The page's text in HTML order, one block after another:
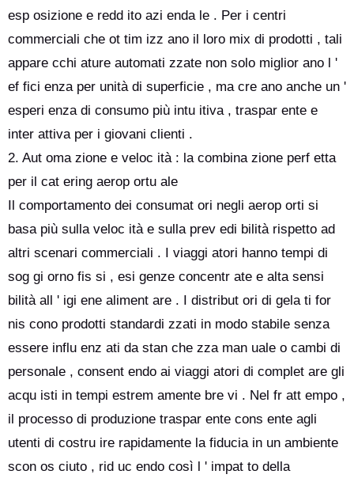
esp osizione e redd ito azi enda le . Per i centri
commerciali che ot tim izz ano il loro mix di prodotti , tali
appare cchi ature automati zzate non solo miglior ano l '
ef fici enza per unità di superficie , ma cre ano anche un '
esperi enza di consumo più intu itiva , traspar ente e
inter attiva per i giovani clienti .
2. Aut oma zione e veloc ità : la combina zione perf etta
per il cat ering aerop ortu ale
Il comportamento dei consumat ori negli aerop orti si
basa più sulla veloc ità e sulla prev edi bilità rispetto ad
altri scenari commerciali . I viaggi atori hanno tempi di
sog gi orno fis si , esi genze concentr ate e alta sensi
bilità all ' igi ene aliment are . I distribut ori di gela ti for
nis cono prodotti standardi zzati in modo stabile senza
essere influ enz ati da stan che zza man uale o cambi di
personale , consent endo ai viaggi atori di complet are gli
acqu isti in tempi estrem amente bre vi . Nel fr att empo ,
il processo di produzione traspar ente cons ente agli
utenti di costru ire rapidamente la fiducia in un ambiente
scon os ciuto , rid uc endo così l ' impat to della